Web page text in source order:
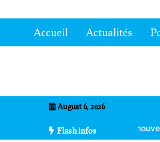
au
contenuAccueil Actualités
August 6, 2026
Flash infos
Bikpéta nommé nouveau